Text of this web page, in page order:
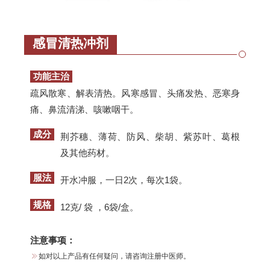
感冒清热冲剂
功能主治
疏风散寒、解表清热。风寒感冒、头痛发热、恶寒身
痛、鼻流清涕、咳嗽咽干。
成分
荆芥穗、薄荷、防风、柴胡、紫苏叶、葛根
及其他药材。
服法 开水冲服，一日2次，每次1袋。
规格 12克/ 袋 ，6袋/盒。
注意事项：
如对以上产品有任何疑问，请咨询注册中医师。